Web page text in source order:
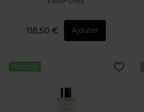
118,50 € Ajouter
Naturel